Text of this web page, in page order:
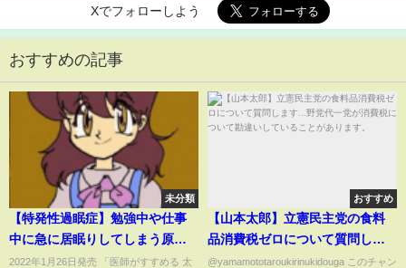
Xでフォローしよう
おすすめの記事
未分類
【特発性過眠症】勉強中や仕事
中に急に居眠りしてしまう原因
と対処法
2022年1月26日発売 「医師がすすめる 太
おすすめ
【山本太郎】立憲民主党の食料
品消費税ゼロについて質問しま
す...野党代一党が消費税について
@yamamototaroukirinukidouga このチャン